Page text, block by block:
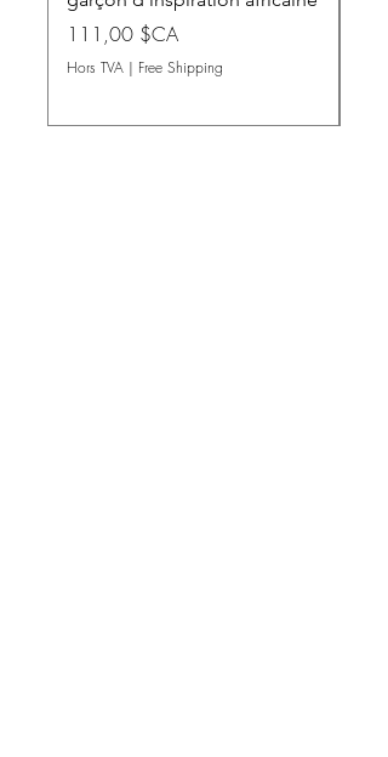
Prix
111,00 $CA
Hors TVA | Free Shipping